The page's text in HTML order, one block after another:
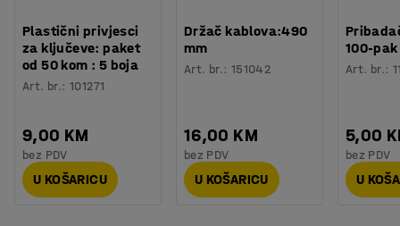
Plastični privjesci
za ključeve: paket
od 50 kom : 5 boja
Art. br.:101271
9,00 KM
bez PDV
U KOŠARICU
Držač kablova:490
mm
Art. br.: 151042
16,00 KM
bez PDV
U KOŠARICU
100-pak
Art. br.:
5,00
bez PDV
U